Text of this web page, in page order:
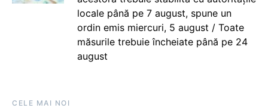
locale până pe 7 august, spune un
ordin emis miercuri, 5 august / Toate
măsurile trebuie încheiate până pe 24
august
CELE MAI NOI